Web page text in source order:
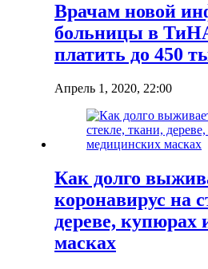
Врачам новой
больницы в
платить до 450
Апрель 1, 2020, 22:00
Как долго
коронавирус на
дереве, купюрах
масках